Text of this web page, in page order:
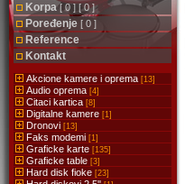
Korpa[ 0 ] [ 0 ]
Poređenje [ 0 ]
Reference
Kontakt
Akcione kamere i oprema [13]
Audio oprema [4]
Citaci kartica [8]
Digitalne kamere [1]
Dronovi [13]
Faks modemi [1]
Graficke karte [135]
Graficke table [3]
Hard disk fioke [23]